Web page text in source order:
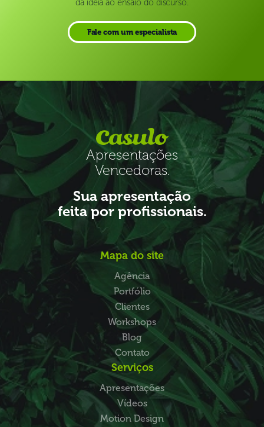
da ideia ao ensaio do discurso.
Fale com um especialista
Apresentações
Vencedoras.
Sua apresentação
feita por profissionais.
Mapa do site
Agência
Portfólio
Clientes
Workshops
Blog
Contato
Serviços
Apresentações
Vídeos
Motion Design